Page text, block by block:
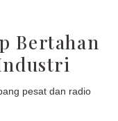
Bertahan
pesat dan radio